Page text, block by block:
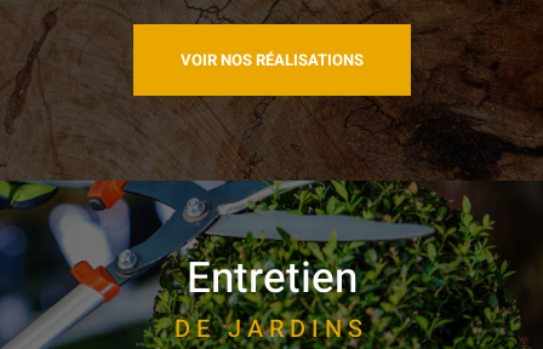
VOIR NOS RÉALISATIONS
Entretien
DE JARDINS